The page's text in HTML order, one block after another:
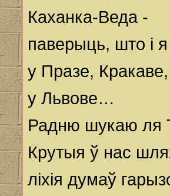
Каханка-Веда -
паверыць, што і
у Празе, Кракаве,
у Львове…
Радню шукаю ля
Крутыя ў нас
ліхія думаў